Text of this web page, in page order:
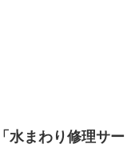
水まわり修理サー